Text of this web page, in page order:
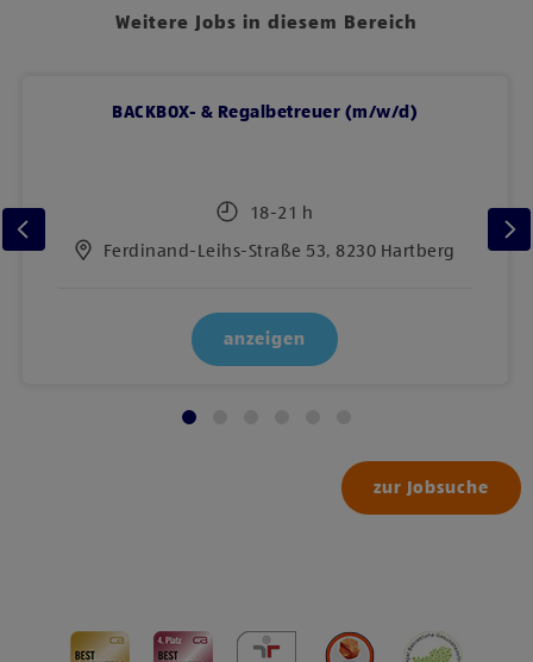
Weitere Jobs in diesem Bereich
BACKBOX- & Regalbetreuer (m/w/d)
18-21 h
Ferdinand-Leihs-Straße 53, 8230 Hartberg
anzeigen
zur Jobsuche